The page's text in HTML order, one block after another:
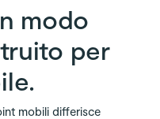
modo
per
mobili differisce